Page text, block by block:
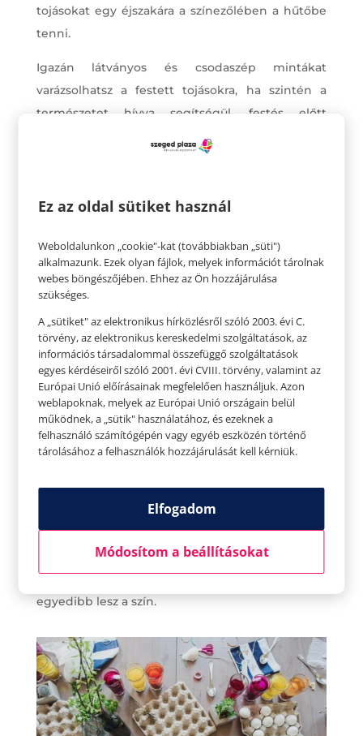
tojásokat egy éjszakára a színezőlében a hűtőbe
tenni.
Igazán látványos és csodaszép mintákat
varázsolhatsz a festett tojásokra, ha szintén a
természetet hívva segítségül, festés előtt
virágokat, leveleket erősítesz a tojás felületére.
Ehhez nem kell más, mint szedni néhány kisebb
a festetlen tojásra. Rakd harisnyába, vigyázva,
Ezután mehet a tojás a hagymahéj, lilakáposzta
levelek vagy egyéb természetes anyagok közé
főni.
Szódabikarbónával festett húsvéti tojás:
Irány a kamra, nézz körül! Van ételfestéked,
eceted és szódabikarbónád? Ha igen, akkor
máris nekifoghatsz a festésnek. Gyerekek is
élvezni fogják, mivel az ecet és a szódabikarbóna
reakciója roppant látványos. Nem kell semmi
néhány zacskó sütőporral vagy
szódabikarbónával és egy kanál vízzel, majd ezzel
a masszával bekenni a tojást. Öntsd le egy kis
ecettel pár perc után, és máris kitör a vulkán!
Egy tojásra többféle színt is kenhetsz, úgy még
egyedibb lesz a szín.
Ez az oldal sütiket használ
Weboldalunkon „cookie"-kat (továbbiakban „süti")
alkalmazunk. Ezek olyan fájlok, melyek információt tárolnak
webes böngészőjében. Ehhez az Ön hozzájárulása
szükséges.
A „sütiket" az elektronikus hírközlésről szóló 2003. évi C.
törvény, az elektronikus kereskedelmi szolgáltatások, az
információs társadalommal összefüggő szolgáltatások
egyes kérdéseiről szóló 2001. évi CVIII. törvény, valamint az
Európai Unió előírásainak megfelelően használjuk. Azon
weblapoknak, melyek az Európai Unió országain belül
működnek, a „sütik" használatához, és ezeknek a
felhasználó számítógépén vagy egyéb eszközén történő
tárolásához a felhasználók hozzájárulását kell kérniük.
Elfogadom
Módosítom a beállításokat